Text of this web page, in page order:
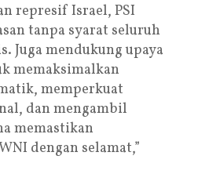
represif Israel, PSI
tanpa syarat seluruh
Juga mendukung upaya
memaksimalkan
memperkuat
dan mengambil
memastikan
dengan selamat,”